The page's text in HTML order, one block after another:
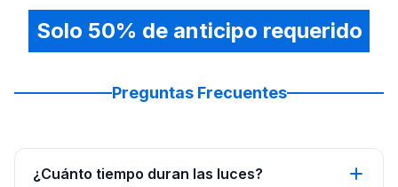
Solo 50% de anticipo requerido
Preguntas Frecuentes
¿Cuánto tiempo duran las luces?